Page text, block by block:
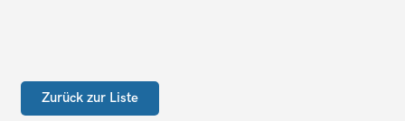
Zurück zur Liste